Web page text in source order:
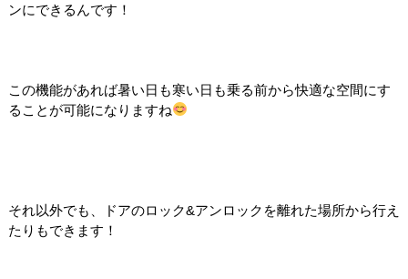
ンにできるんです！
この機能があれば暑い日も寒い日も乗る前から快適な空間にす
ることが可能になりますね
それ以外でも、ドアのロック&アンロックを離れた場所から行え
たりもできます！